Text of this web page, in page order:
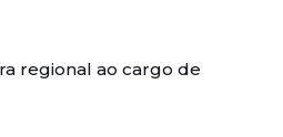
regional ao cargo de